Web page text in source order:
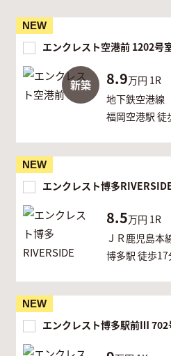
NEW
新築
エンクレスト空港前 1202号
8.9万円 1R
地下鉄空港線
福岡空港駅 徒
NEW
エンクレスト博多
8.5万円 1R
ＪＲ鹿児島本
博多駅 徒歩17
NEW
エンクレスト博多駅前Ⅲ 702